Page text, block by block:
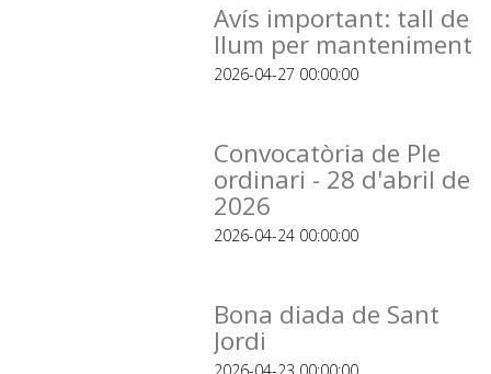
Avís important: tall de
llum per manteniment
2026-04-27 00:00:00
Convocatòria de Ple
ordinari - 28 d'abril de
2026
2026-04-24 00:00:00
Bona diada de Sant
Jordi